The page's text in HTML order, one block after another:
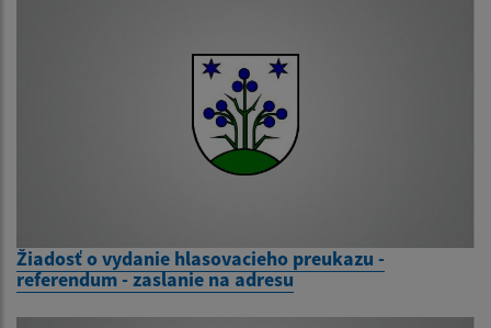
Žiadosť o vydanie hlasovacieho preukazu -
referendum - zaslanie na adresu